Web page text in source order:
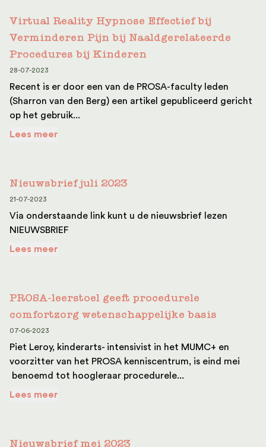
Virtual Reality Hypnose Effectief bij
Verminderen Pijn bij Naaldgerelateerde
Procedures bij Kinderen
28-07-2023
Recent is er door een van de PROSA-faculty leden
(Sharron van den Berg) een artikel gepubliceerd gericht
op het gebruik...
Lees meer
Nieuwsbrief juli 2023
21-07-2023
Via onderstaande link kunt u de nieuwsbrief lezen
NIEUWSBRIEF
Lees meer
PROSA-leerstoel geeft procedurele
comfortzorg wetenschappelijke basis
07-06-2023
Piet Leroy, kinderarts- intensivist in het MUMC+ en
voorzitter van het PROSA kenniscentrum, is eind mei
benoemd tot hoogleraar procedurele...
Lees meer
Nieuwsbrief mei 2023